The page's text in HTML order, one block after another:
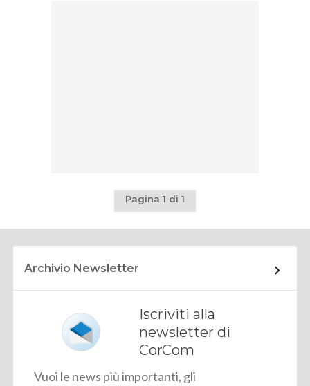
Pagina 1 di 1
Archivio Newsletter
Iscriviti alla
newsletter di
CorCom
Vuoi le news più importanti, gli